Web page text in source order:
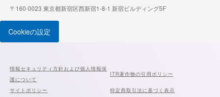
〒160-0023 東京都新宿区西新宿1-8-1 新宿ビルディング5F
Cookieの設定
情報セキュリティ方針および個人情報保
護について
ITR著作物の引用ポリシー
サイトポリシー
特定商取引法に基づく表示